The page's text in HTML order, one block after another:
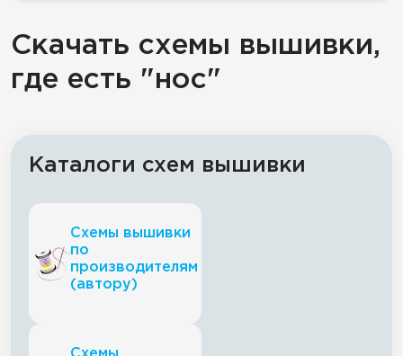
Скачать схемы вышивки,
где есть "нос"
Каталоги схем вышивки
Схемы вышивки
по
производителям
(автору)